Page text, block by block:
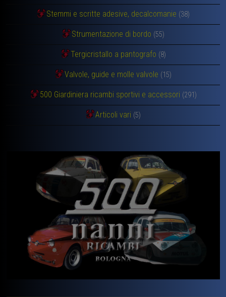
Stemmi e scritte adesive, decalcomanie (38)
Strumentazione di bordo (55)
Tergicristallo a pantografo (8)
Valvole, guide e molle valvole (15)
500 Giardiniera ricambi sportivi e accessori (291)
Articoli vari (5)